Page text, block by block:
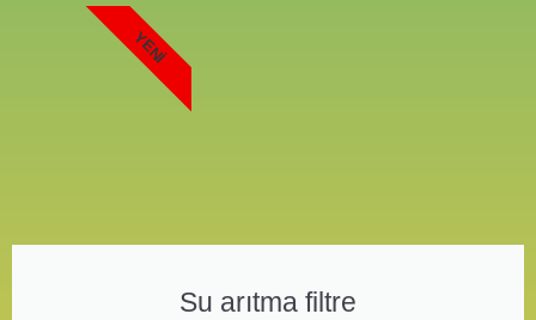
Su arıtma filtre
YENI